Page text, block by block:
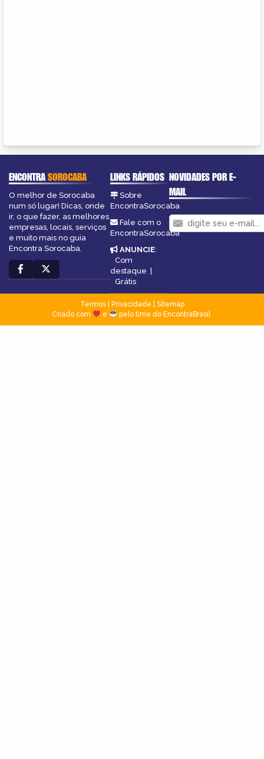
ENCONTRASOROCABA
O melhor de Sorocaba
num só lugar! Dicas, onde
ir, o que fazer, as melhores
empresas, locais, serviços
e muito mais no guia
Encontra Sorocaba.
LINKS RÁPIDOS
Sobre
EncontraSorocaba
Fale com o
EncontraSorocaba
ANUNCIE:
Com
destaque |
Grátis
NOVIDADES POR E-
MAIL
Termos| Privacidade
Sitemap
Criado com
e pelo time do EncontraBrasil